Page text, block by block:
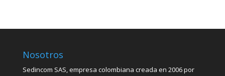
Nosotros
Sedincom SAS, empresa colombiana creada en 2006 por